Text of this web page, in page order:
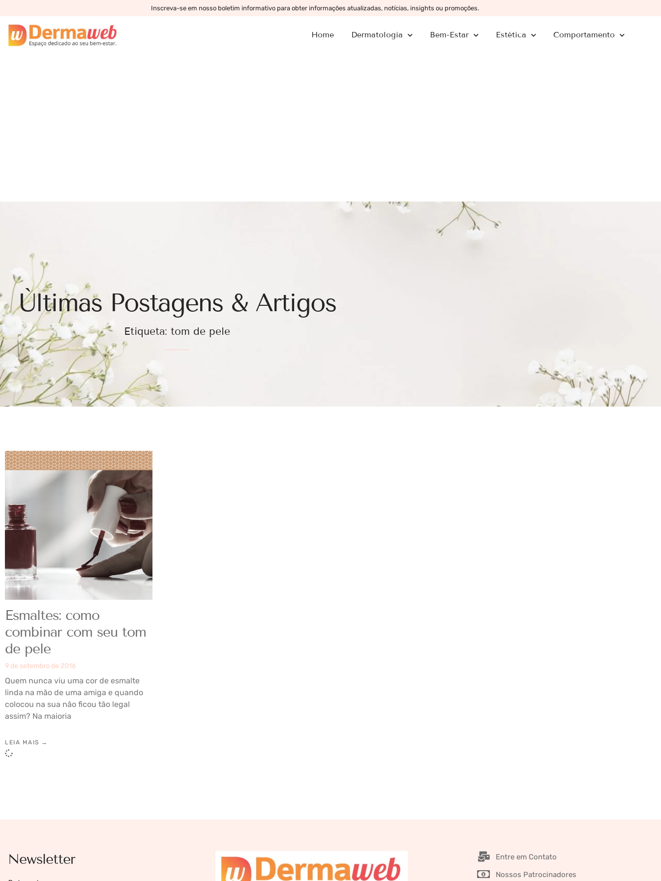
Inscreva-se em nosso boletim informativo para obter informações atualizadas, notícias, insights ou promoções.
Home Dermatologia Bem-Estar Estética Comportamento
Ùltimas Postagens & Artigos
Etiqueta: tom de pele
Esmaltes: como
combinar com seu tom
de pele
9 de setembro de 2016
Quem nunca viu uma cor de esmalte
linda na mão de uma amiga e quando
colocou na sua não ficou tão legal
assim? Na maioria
LEIA MAIS →
Newsletter
Entre em Contato
Nossos Patrocinadores